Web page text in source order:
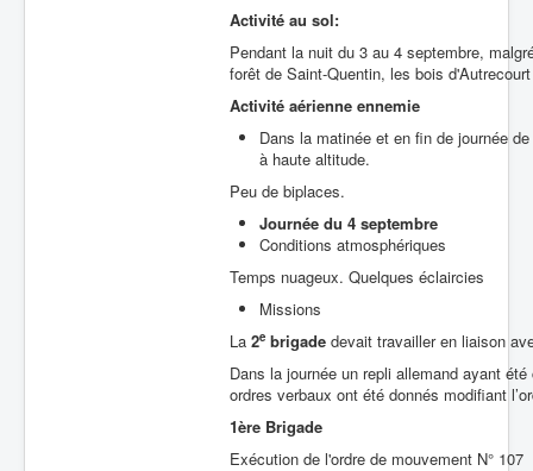
Activité au sol:
Pendant la nuit du 3 au 4 septembre,
forêt de Saint-Quentin, les bois
Activité aérienne ennemie
Dans la matinée et en fin de journée
à haute altitude.
Peu de biplaces.
Journée du 4 septembre
Conditions atmosphériques
Temps nuageux. Quelques éclaircies
Missions
La 2e brigade devait travailler en liaison
Dans la journée un repli allemand ayant
ordres verbaux ont été donnés modifiant
1ère Brigade
Exécution de l'ordre de mouvement N° 107